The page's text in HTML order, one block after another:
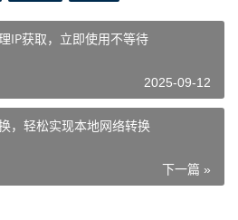
IP获取，立即使用不等待
2025-09-12
，轻松实现本地网络转换
下一篇 »